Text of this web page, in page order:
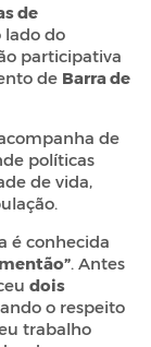
de
lado do
participativa
de Barra de
de
políticas
de vida,
é conhecida
. Antes
dois
o respeito
trabalho